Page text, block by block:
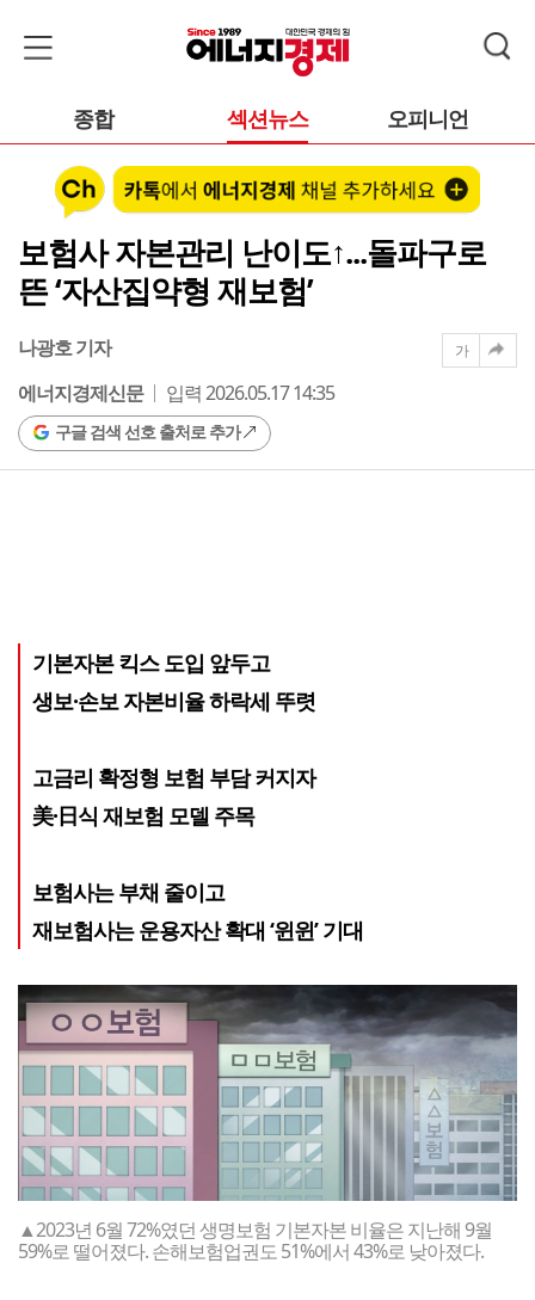
종합 섹션뉴스 오피니언
보험사 자본관리 난이도↑...돌파구로
뜬 ‘자산집약형 재보험’
나광호 기자
에너지경제신문
입력 2026.05.17 14:35
구글 검색 선호 출처로 추가
가
기본자본 킥스 도입 앞두고
생보·손보 자본비율 하락세 뚜렷
고금리 확정형 보험 부담 커지자
美·日식 재보험 모델 주목
보험사는 부채 줄이고
재보험사는 운용자산 확대 ‘윈윈’ 기대
▲2023년 6월 72%였던 생명보험 기본자본 비율은 지난해 9월
59%로 떨어졌다. 손해보험업권도 51%에서 43%로 낮아졌다.